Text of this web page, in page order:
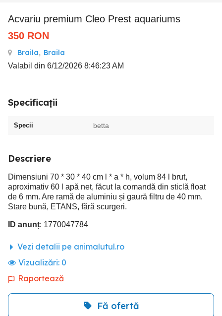
acvariu premium Cleo Prest aquariums
350 RON
Braila, Braila
Valabil din 6/12/2026 8:46:23 AM
Specificații
Specii betta
Descriere
Dimensiuni 70 * 30 * 40 cm l * a * h, volum 84 l brut,
aproximativ 60 l apă net, făcut la comandă din sticlă float
de 6 mm. Are ramă de aluminiu și gaură filtru de 40 mm.
Stare bună, ETANS, fără scurgeri.
ID anunț: 1770047784
Vezi detalii pe animalutul.ro
Vizualizări: 0
Raportează
Fă ofertă